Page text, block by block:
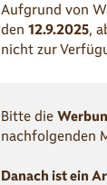
Aufgrund von
den 12.9.2025,
nicht zur
Bitte die
nachfolgenden
Danach ist ein